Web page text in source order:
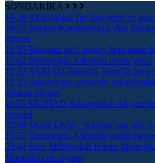
SONDAKİKA
14:26 Akarslanlar Tur’dan şehit ve
10:55 Başkan Karakullukçu’dan
ziyaret
14:55 Havanur ile Çağatay Han ömür
14:02 Demetoğlu Ailesinin mutlu günü
13:33 ASRİAD Sakarya, Şam’da yeni
12:25 Sakarya'nın otomotiv
anlamlı ziyaret
11:05 MÜSİAD Sakarya'dan
mesaisi
22:00 Murat EKŞİ: “Karasu’nun sesi
15:51 Demetoğlu Ailesinde mutlu
23:44 Rize Milletvekili Harun
Mamulleri’ne ziyaret